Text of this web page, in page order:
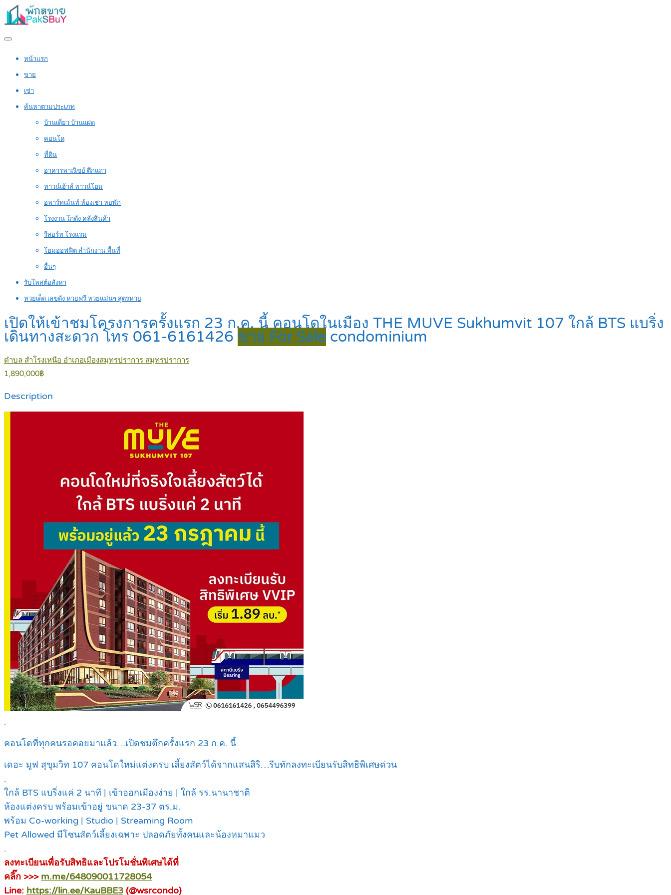
หน้าแรก
ขาย
เช่า
ค้นหาตามประเภท
บ้านเดี่ยว บ้านแฝด
คอนโด
ที่ดิน
อาคารพาณิชย์ ตึกแถว
ทาวน์เฮ้าส์ ทาวน์โฮม
อพาร์ทเม้นท์ ห้องเช่า หอพัก
โรงงาน โกดัง คลังสินค้า
รีสอร์ท โรงแรม
โฮมออฟฟิต สำนักงาน พื้นที่
อื่นๆ
รับโพสต์อสังหา
หวยเด็ด เลขดัง หวยฟรี หวยแม่นๆ สูตรหวย
เปิดให้เข้าชมโครงการครั้งแรก 23 ก.ค. นี้ คอนโดในเมือง THE MUVE Sukhumvit 107 ใกล้ BTS แบริ่ง
เดินทางสะดวก โทร 061-6161426 ขาย For Sale condominium
ตำบล สำโรงเหนือ อำเภอเมืองสมุทรปราการ สมุทรปราการ
1,890,000฿
Description
.
คอนโดที่ทุกคนรอคอยมาแล้ว…เปิดชมตึกครั้งแรก 23 ก.ค. นี้
เดอะ มูฟ สุขุมวิท 107 คอนโดใหม่แต่งครบ เลี้ยงสัตว์ได้จากแสนสิริ…รีบทักลงทะเบียนรับสิทธิพิเศษด่วน
.
ใกล้ BTS แบริ่งแค่ 2 นาที | เข้าออกเมืองง่าย | ใกล้ รร.นานาชาติ
ห้องแต่งครบ พร้อมเข้าอยู่ ขนาด 23-37 ตร.ม.
พร้อม Co-working | Studio | Streaming Room
Pet Allowed มีโซนสัตว์เลี้ยงเฉพาะ ปลอดภัยทั้งคนและน้องหมาแมว
.
ลงทะเบียนเพื่อรับสิทธิและโปรโมชั่นพิเศษได้ที่
คลิ๊ก >>> m.me/648090011728054
Line: https://lin.ee/KauBBE3 (@wsrcondo)